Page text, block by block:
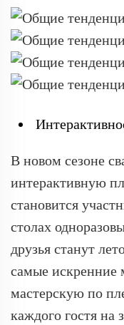
В новом сезоне
интерактивную
становится
столах
друзья станут
самые искренние
мастерскую по
каждого гостя на